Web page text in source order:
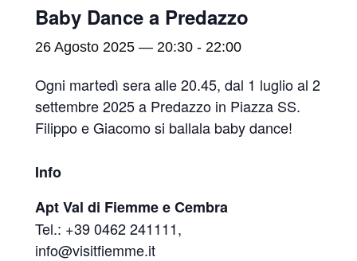
Baby Dance a Predazzo
26 Agosto 2025 — 20:30 - 22:00
Ogni martedì sera alle 20.45, dal 1 luglio al 2
settembre 2025 a Predazzo in Piazza SS.
Filippo e Giacomo si ballala baby dance!
Info
Apt Val di Fiemme e Cembra
Tel.: +39 0462 241111,
info@visitfiemme.it